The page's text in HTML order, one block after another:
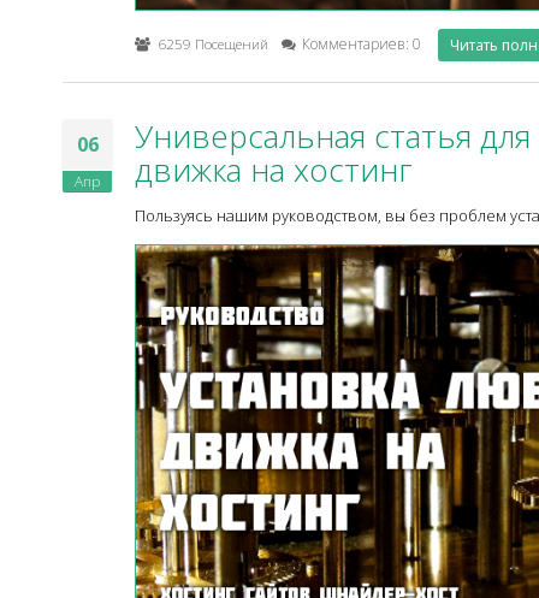
6259 Посещений Комментариев: 0 Читать
06
Апр
Универсальная статья
движка на хостинг
Пользуясь нашим руководством, вы без проблем